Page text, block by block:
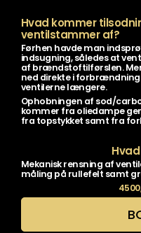
Hvad kommer
ventilstammer af?
Førhen havde man
indsugning, således at
af brændstoftilførslen.
ned direkte i
ventilerne længere.
Ophobningen af sod/
kommer fra oliedampe
fra topstykket samt fra
Mekanisk rensning af
måling på rullefelt samt